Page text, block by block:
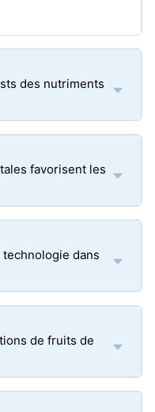
des nutriments
favorisent les
dans
de fruits de